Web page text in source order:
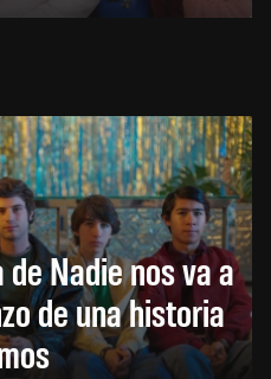
Nadie nos va a
de una historia